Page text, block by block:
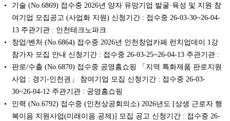
기술 (No.6869) 접수중 2026년 양자 유망기업 발굴·육성 및 지원 참
여기업 모집공고 (사업화 지원) 신청기간 : 접수중 26-03-30~26-04-
13 주관기관 : 인천테크노파크
창업/벤처 (No.6864) 접수중 2026년 인천창업카페 런치업데이 1강
참가자 모집 안내 신청기간 : 접수중 26-03-25~26-04-13 주관기관 :
판로/수출 (No.6870) 접수중 공영홈쇼핑 「지역 특화제품 판로지원
사업 : 경기-인천권」 참여기업 모집 신청기간 : 접수중 26-03-
30~26-04-12 주관기관 : 공영홈쇼핑
인력 (No.6792) 접수중 (인천상공회의소) 2026년도 [상생 근로자 행
복이음 지원사업(미래이음 공제)] 모집 공고 신청기간 : 접수중 26-